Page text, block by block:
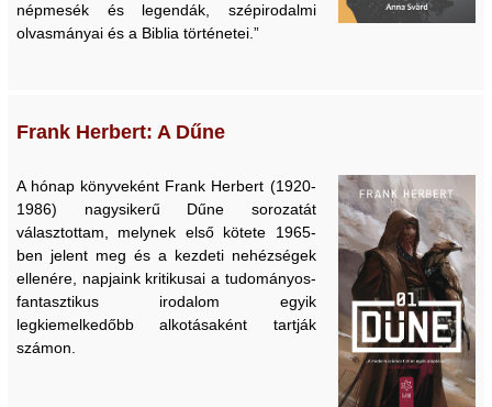
népmesék és legendák, szépirodalmi
olvasmányai és a Biblia történetei.”
Frank Herbert: A Dűne
A hónap könyveként Frank Herbert (1920-
1986) nagysikerű Dűne sorozatát
választottam, melynek első kötete 1965-
ben jelent meg és a kezdeti nehézségek
ellenére, napjaink kritikusai a tudományos-
fantasztikus irodalom egyik
legkiemelkedőbb alkotásaként tartják
számon.